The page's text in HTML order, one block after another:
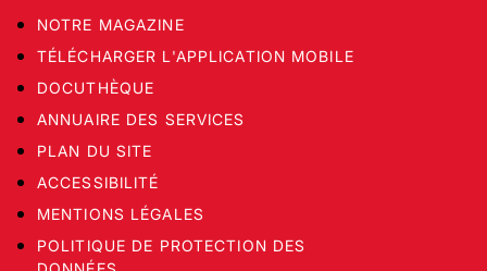
NOTRE MAGAZINE
TÉLÉCHARGER L'APPLICATION MOBILE
DOCUTHÈQUE
ANNUAIRE DES SERVICES
PLAN DU SITE
ACCESSIBILITÉ
MENTIONS LÉGALES
POLITIQUE DE PROTECTION DES